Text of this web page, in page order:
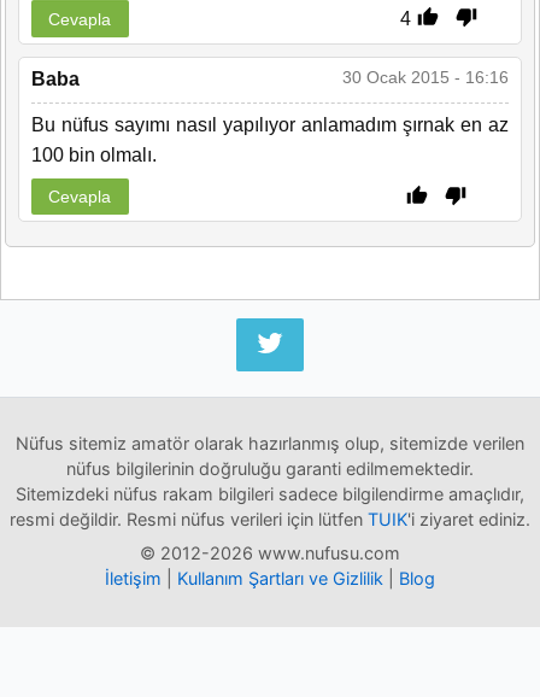
4
Cevapla
Baba 30 Ocak 2015 - 16:16
Bu nüfus sayımı nasıl yapılıyor anlamadım şırnak en az
100 bin olmalı.
Cevapla
Nüfus sitemiz amatör olarak hazırlanmış olup, sitemizde verilen
nüfus bilgilerinin doğruluğu garanti edilmemektedir.
Sitemizdeki nüfus rakam bilgileri sadece bilgilendirme amaçlıdır,
resmi değildir. Resmi nüfus verileri için lütfen TUIK'i ziyaret ediniz.
© 2012-2026 www.nufusu.com
İletişim
Kullanım Şartları ve Gizlilik Blog